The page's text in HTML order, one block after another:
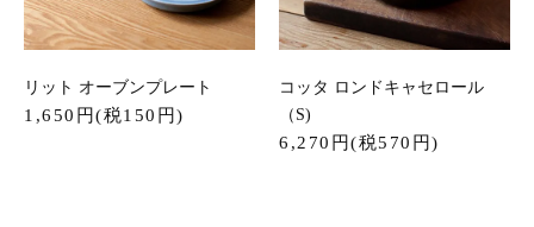
リット オーブンプレート
1,650円(税150円)
コッタ ロンドキャセロール
（S)
6,270円(税570円)